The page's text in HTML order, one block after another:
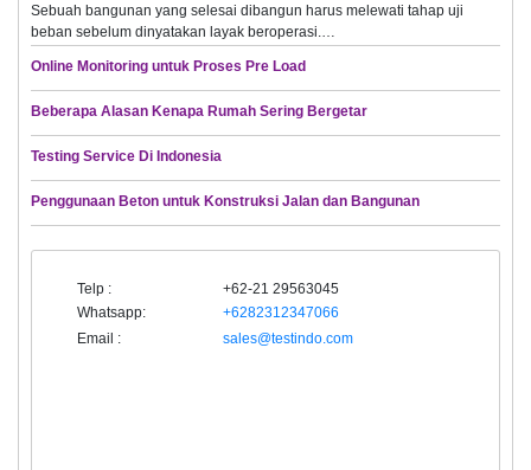
Sebuah bangunan yang selesai dibangun harus melewati tahap uji
beban sebelum dinyatakan layak beroperasi.…
Online Monitoring untuk Proses Pre Load
Beberapa Alasan Kenapa Rumah Sering Bergetar
Testing Service Di Indonesia
Penggunaan Beton untuk Konstruksi Jalan dan Bangunan
Telp :
+62-21 29563045
Whatsapp:
+6282312347066
Email :
sales@testindo.com